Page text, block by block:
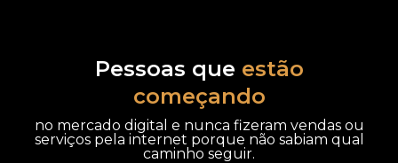
Pessoas que estão
começando
no mercado digital e nunca fizeram vendas ou
serviços pela internet porque não sabiam qual
caminho seguir.